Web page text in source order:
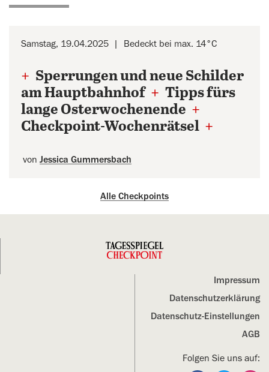
Samstag, 19.04.2025 Bedeckt bei max. 14°C
+ Sperrungen und neue Schilder
am Hauptbahnhof + Tipps fürs
lange Osterwochenende +
Checkpoint-Wochenrätsel +
von Jessica Gummersbach
Alle Checkpoints
Impressum
Datenschutz­erklärung
Datenschutz-Einstellungen
AGB
Folgen Sie uns auf: